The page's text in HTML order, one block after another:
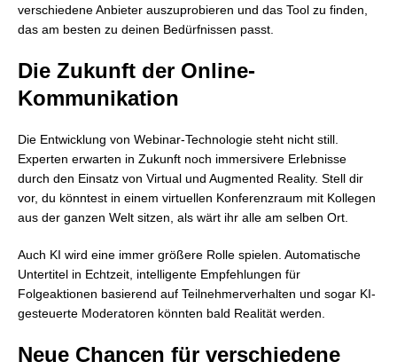
verschiedene Anbieter auszuprobieren und das Tool zu finden,
das am besten zu deinen Bedürfnissen passt.
Die Zukunft der Online-
Kommunikation
Die Entwicklung von Webinar-Technologie steht nicht still.
Experten erwarten in Zukunft noch immersivere Erlebnisse
durch den Einsatz von Virtual und Augmented Reality. Stell dir
vor, du könntest in einem virtuellen Konferenzraum mit Kollegen
aus der ganzen Welt sitzen, als wärt ihr alle am selben Ort.
Auch KI wird eine immer größere Rolle spielen. Automatische
Untertitel in Echtzeit, intelligente Empfehlungen für
Folgeaktionen basierend auf Teilnehmerverhalten und sogar KI-
gesteuerte Moderatoren könnten bald Realität werden.
Neue Chancen für verschiedene